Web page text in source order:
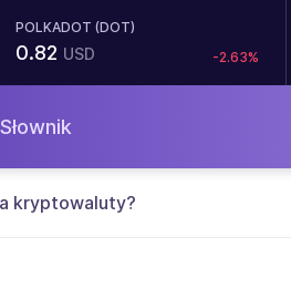
POLKADOT (DOT)
0.82 USD -2.63%
Słownik
kryptowaluty?